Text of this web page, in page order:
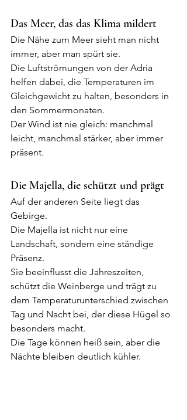
Das Meer, das das Klima mildert
Die Nähe zum Meer sieht man nicht
immer, aber man spürt sie.
Die Luftströmungen von der Adria
helfen dabei, die Temperaturen im
Gleichgewicht zu halten, besonders in
den Sommermonaten.
Der Wind ist nie gleich: manchmal
leicht, manchmal stärker, aber immer
präsent.
Die Majella, die schützt und prägt
Auf der anderen Seite liegt das
Gebirge.
Die Majella ist nicht nur eine
Landschaft, sondern eine ständige
Präsenz.
Sie beeinflusst die Jahreszeiten,
schützt die Weinberge und trägt zu
dem Temperaturunterschied zwischen
Tag und Nacht bei, der diese Hügel so
besonders macht.
Die Tage können heiß sein, aber die
Nächte bleiben deutlich kühler.